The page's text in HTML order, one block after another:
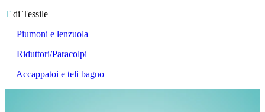
T di Tessile
― Piumoni e lenzuola
― Riduttori/Paracolpi
―Accappatoi e teli bagno